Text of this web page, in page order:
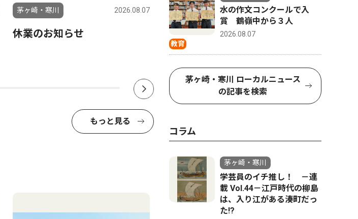
茅ヶ崎・寒川 2026.08.07
休業のお知らせ
茅ヶ崎・寒川 2026.08.04
８月８日は菱沼八王子神社へ
もっと見る
教育
水の作文コンクールで入
賞 鶴嶺中から３人
2026.08.07
茅ヶ崎・寒川 ローカルニュース
の記事を検索
コラム
茅ヶ崎・寒川
学芸員のイチ推し！ －連
載 Vol.44－江戸時代の柳島
は、入り江がある湊町だっ
た!?